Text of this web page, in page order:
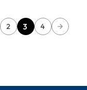
2 3 4